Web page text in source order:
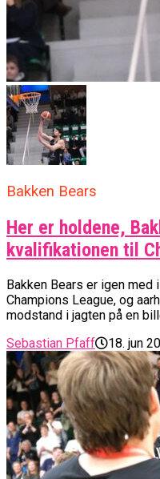
Bakken Bears
Her er holdene,
kvalifikationen til
Bakken Bears er igen
Champions League, og
modstand i jagten på en
Sebastian Pfaff
18. jun